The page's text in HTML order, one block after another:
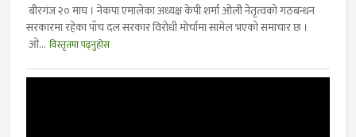
बीरगंज २० माघ । नेकपा एमालेका अध्यक्ष केपी शर्मा ओली नेतृत्वको गठबन्धन
सरकारमा रहेका पाँच दल सरकार विरोधी मोर्चामा सामेल भएकाे समाचार छ ।
ओ... विस्तृतमा पढ्नुहोस